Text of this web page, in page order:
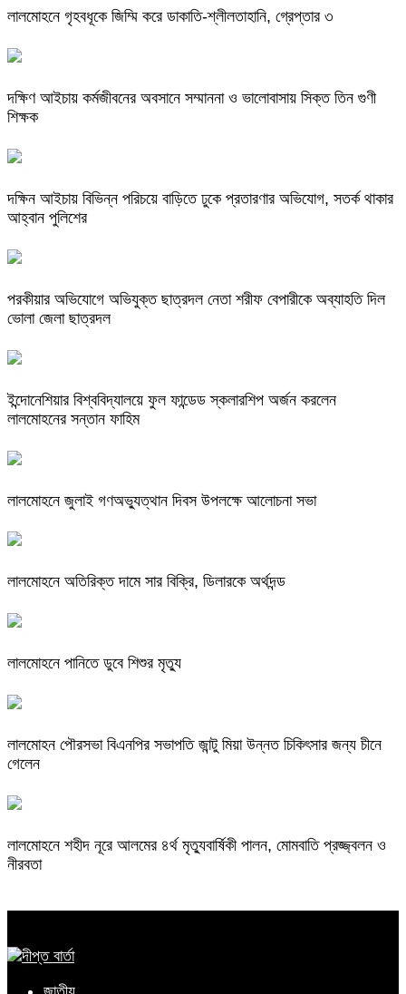
লালমোহনে গৃহবধূকে জিম্মি করে ডাকাতি-শ্লীলতাহানি, গ্রেপ্তার ৩
দক্ষিণ আইচায় কর্মজীবনের অবসানে সম্মাননা ও ভালোবাসায় সিক্ত তিন গুণী
শিক্ষক
দক্ষিন আইচায় ‎বিভিন্ন পরিচয়ে বাড়িতে ঢুকে প্রতারণার অভিযোগ, সতর্ক থাকার
আহ্বান পুলিশের
পরকীয়ার অভিযোগে অভিযুক্ত ছাত্রদল নেতা শরীফ বেপারীকে অব্যাহতি দিল
ভোলা জেলা ছাত্রদল
ইন্দোনেশিয়ার বিশ্ববিদ্যালয়ে ফুল ফান্ডেড স্কলারশিপ অর্জন করলেন
লালমোহনের সন্তান ফাহিম
লালমোহনে জুলাই গণঅভ্যুত্থান দিবস উপলক্ষে আলোচনা সভা
লালমোহনে অতিরিক্ত দামে সার বিক্রি, ডিলারকে অর্থদন্ড
লালমোহনে পানিতে ডুবে শিশুর মৃত্যু
লালমোহন পৌরসভা বিএনপির সভাপতি জান্টু মিয়া উন্নত চিকিৎসার জন্য চীনে
গেলেন
লালমোহনে শহীদ নূরে আলমের ৪র্থ মৃত্যুবার্ষিকী পালন, মোমবাতি প্রজ্জ্বলন ও
নীরবতা